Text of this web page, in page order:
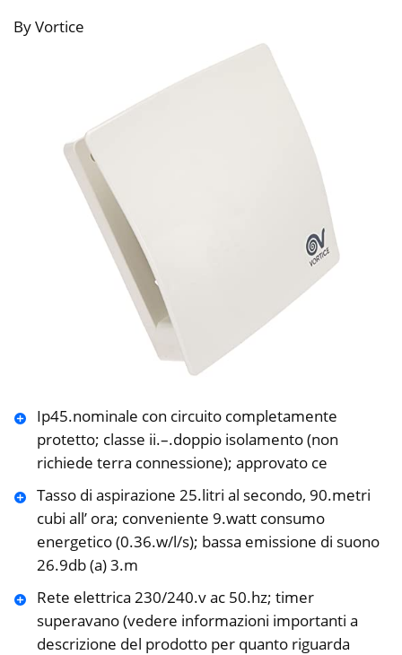
By Vortice
Ip45.nominale con circuito completamente
protetto; classe ii.–.doppio isolamento (non
richiede terra connessione); approvato ce
Tasso di aspirazione 25.litri al secondo, 90.metri
cubi all’ ora; conveniente 9.watt consumo
energetico (0.36.w/l/s); bassa emissione di suono
26.9db (a) 3.m
Rete elettrica 230/240.v ac 50.hz; timer
superavano (vedere informazioni importanti a
descrizione del prodotto per quanto riguarda